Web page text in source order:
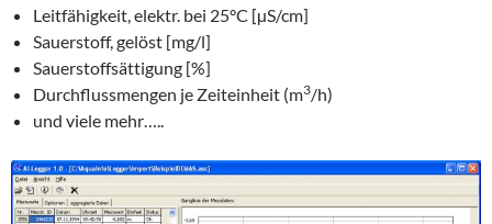
Leitfähigkeit, elektr. bei 25°C [µS/cm]
Sauerstoff, gelöst [mg/l]
Sauerstoffsättigung [%]
Durchflussmengen je Zeiteinheit (m3/h)
und viele mehr…..